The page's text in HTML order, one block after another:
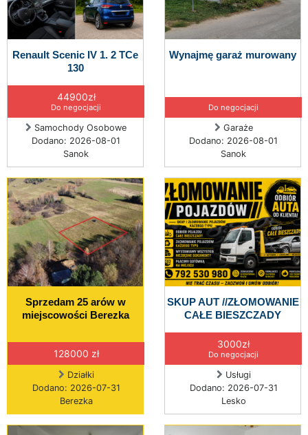
Renault Scenic IV 1. 2 TCe
130
44900zł
Do negocjacji
Samochody Osobowe
Dodano: 2026-08-01
Sanok
Wynajmę garaż murowany
Do negocjacji
Garaże
Dodano: 2026-08-01
Sanok
Sprzedam 25 arów w
miejscowości Berezka
128000 zł
Działki
Dodano: 2026-07-31
Berezka
SKUP AUT //ZŁOMOWANIE
CAŁE BIESZCZADY
3000zł
Do negocjacji
Usługi
Dodano: 2026-07-31
Lesko